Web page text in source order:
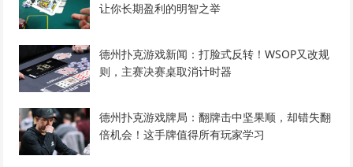
让你长期盈利的明智之举
德州扑克游戏新闻：打脸式反转！WSOP又改规
则，主赛决赛桌取消计时器
德州扑克游戏牌局：翻牌击中坚果顺，却错失翻
倍机会！这手牌值得所有玩家学习